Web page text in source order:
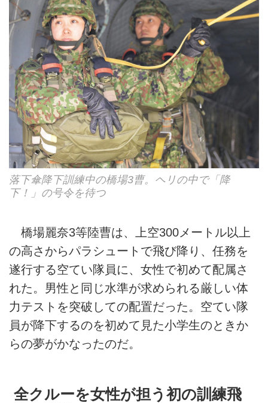
落下傘降下訓練中の橋場3曹。ヘリの中で「降
下！」の号令を待つ
橋場麗奈3等陸曹は、上空300メートル以上
の高さからパラシュートで飛び降り、任務を
遂行する空てい隊員に、女性で初めて配属さ
れた。男性と同じ水準が求められる厳しい体
力テストを突破しての配置だった。空てい隊
員が降下するのを初めて見た小学生のときか
らの夢がかなったのだ。
全クルーを女性が担う初の訓練飛